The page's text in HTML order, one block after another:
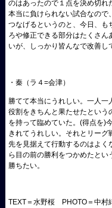
のはあったので１点を決め切れ
本当に負けられない試合なので
つなげるというのと、今日、も
ろや修正できる部分はたくさ
いが、しっかり皆んなで改善し
・秦（ラ４=会津）
勝てて本当にうれしい。一人一
役割をきちんと果たせたという
を持って臨めていた。(得点を)
きれてうれしい。それとリー
先を見据えて行動するのはよく
ら目の前の勝利をつかめたと
勝ちたい。
TEXT＝水野桜 PHOTO＝中村